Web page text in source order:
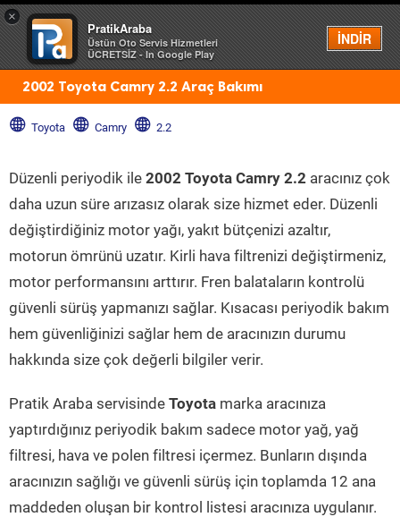
×
PratikAraba
Üstün Oto Servis Hizmetleri
ÜCRETSİZ - In Google Play
İNDİR
Menü
2002 Toyota Camry 2.2 Araç Bakımı
Toyota Camry 2.2
Düzenli periyodik ile 2002 Toyota Camry 2.2 aracınız çok
daha uzun süre arızasız olarak size hizmet eder. Düzenli
değiştirdiğiniz motor yağı, yakıt bütçenizi azaltır,
motorun ömrünü uzatır. Kirli hava filtrenizi değiştirmeniz,
motor performansını arttırır. Fren balataların kontrolü
güvenli sürüş yapmanızı sağlar. Kısacası periyodik bakım
hem güvenliğinizi sağlar hem de aracınızın durumu
hakkında size çok değerli bilgiler verir.
Pratik Araba servisinde Toyota marka aracınıza
yaptırdığınız periyodik bakım sadece motor yağ, yağ
filtresi, hava ve polen filtresi içermez. Bunların dışında
aracınızın sağlığı ve güvenli sürüş için toplamda 12 ana
maddeden oluşan bir kontrol listesi aracınıza uygulanır.